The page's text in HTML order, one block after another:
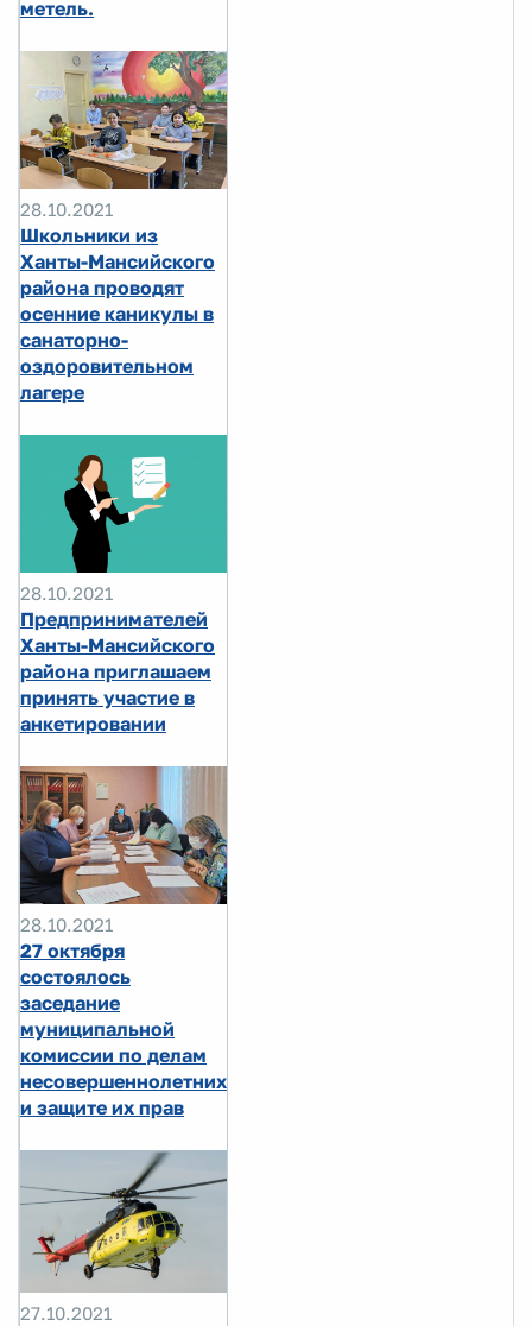
метель.
28.10.2021
Школьники из
Ханты-Мансийского
района проводят
осенние каникулы в
санаторно-
оздоровительном
лагере
28.10.2021
Предпринимателей
Ханты-Мансийского
района приглашаем
принять участие в
анкетировании
28.10.2021
27 октября
состоялось
заседание
муниципальной
комиссии по делам
несовершеннолетних
и защите их прав
27.10.2021